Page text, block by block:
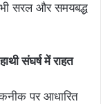
सरल और समयबद्ध
संघर्ष में राहत
पर आधारित